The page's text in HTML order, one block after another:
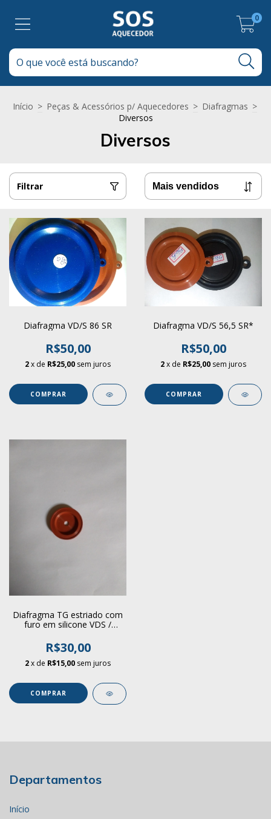
0
Início > Peças & Acessórios p/ Aquecedores > Diafragmas >
Diversos
Diversos
Filtrar
Diafragma VD/S 86 SR
R$50,00
2x de R$25,00 sem juros
COMPRAR
Diafragma VD/S 56,5 SR*
R$50,00
2x de R$25,00 sem juros
COMPRAR
Diafragma TG estriado com
furo em silicone VDS /
R$30,00
2x de R$15,00 sem juros
COMPRAR
Departamentos
Início